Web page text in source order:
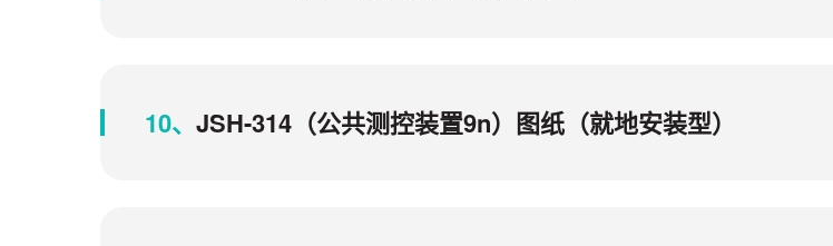
10、 JSH-314（公共测控装置9n）图纸（就地安装型）